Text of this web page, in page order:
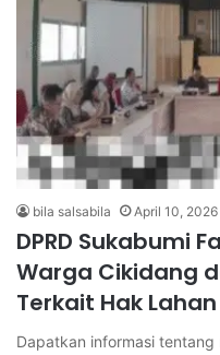
bila salsabila April 10, 2026
DPRD Sukabumi
Warga Cikidang
Terkait Hak Lahan
Dapatkan informasi tentang